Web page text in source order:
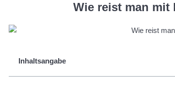
Wie reist man mit
Inhaltsangabe